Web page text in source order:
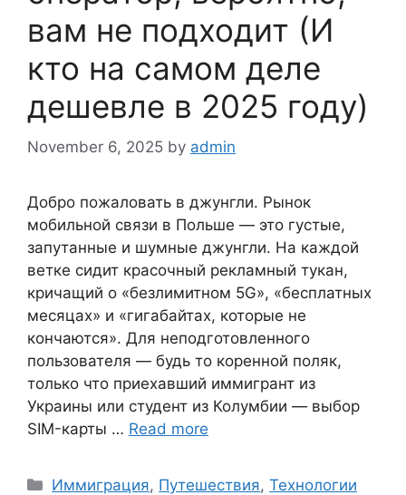
вам не подходит (И
кто на самом деле
дешевле в 2025 году)
November 6, 2025 by admin
Добро пожаловать в джунгли. Рынок
мобильной связи в Польше — это густые,
запутанные и шумные джунгли. На каждой
ветке сидит красочный рекламный тукан,
кричащий о «безлимитном 5G», «бесплатных
месяцах» и «гигабайтах, которые не
кончаются». Для неподготовленного
пользователя — будь то коренной поляк,
только что приехавший иммигрант из
Украины или студент из Колумбии — выбор
SIM-карты … Read more
Categories
Иммиграция, Путешествия,Технологии